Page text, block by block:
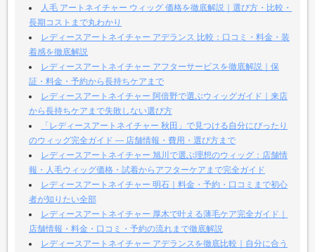
人毛 アートネイチャー ウィッグ 価格を徹底解説｜選び方・比較・
長期コストまで丸わかり
レディースアートネイチャー アデランス 比較：口コミ・料金・装
着感を徹底解説
レディースアートネイチャー アフターサービスを徹底解説｜保
証・料金・予約から長持ちケアまで
レディースアートネイチャー 阿倍野で選ぶウィッグガイド｜来店
から長持ちケアまで失敗しない選び方
「レディースアートネイチャー 秋田」で見つける自分にぴったり
のウィッグ完全ガイド — 店舗情報・費用・選び方まで
レディースアートネイチャー 旭川で選ぶ理想のウィッグ：店舗情
報・人毛ウィッグ価格・試着からアフターケアまで完全ガイド
レディースアートネイチャー 明石｜料金・予約・口コミまで初心
者が知りたい全部
レディースアートネイチャー 厚木で叶える薄毛ケア完全ガイド｜
店舗情報・料金・口コミ・予約の流れまで徹底解説
レディースアートネイチャー アデランスを徹底比較｜自分に合う